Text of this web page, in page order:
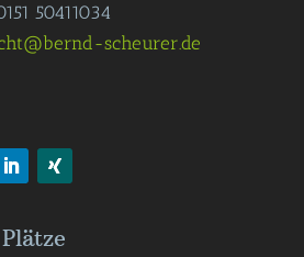
50411034
scheurer.de